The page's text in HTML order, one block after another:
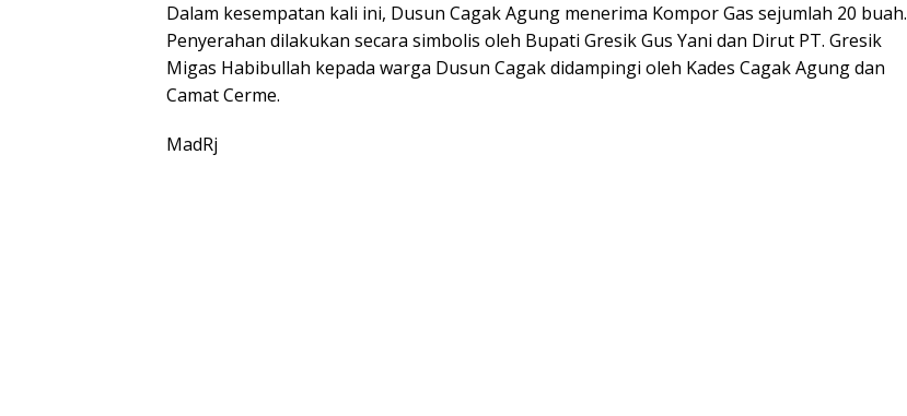
Dalam kesempatan kali ini, Dusun Cagak Agung menerima Kompor Gas sejumlah 20 buah.
Penyerahan dilakukan secara simbolis oleh Bupati Gresik Gus Yani dan Dirut PT. Gresik
Migas Habibullah kepada warga Dusun Cagak didampingi oleh Kades Cagak Agung dan
Camat Cerme.
MadRj